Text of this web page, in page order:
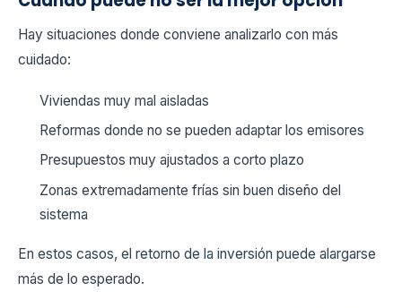
Hay situaciones donde conviene analizarlo con más
cuidado:
Viviendas muy mal aisladas
Reformas donde no se pueden adaptar los emisores
Presupuestos muy ajustados a corto plazo
Zonas extremadamente frías sin buen diseño del
sistema
En estos casos, el retorno de la inversión puede alargarse
más de lo esperado.